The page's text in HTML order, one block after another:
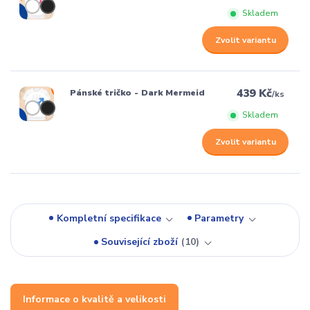
Skladem
Zvolit variantu
Pánské tričko - Dark Mermeid 439 Kč/ks
Skladem
Zvolit variantu
Kompletní specifikace
Parametry
Související zboží
10
Informace o kvalitě a velikosti